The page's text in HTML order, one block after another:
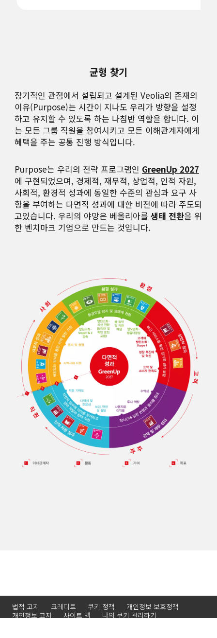
균형 찾기
장기적인 관점에서 설립되고 설계된 Veolia의 존재의
이유(Purpose)는 시간이 지나도 우리가 방향을 설정
하고 유지할 수 있도록 하는 나침반 역할을 합니다. 이
는 모든 그룹 직원을 참여시키고 모든 이해관계자에게
혜택을 주는 공통 진행 방식입니다.
Purpose는 우리의 전략 프로그램인 GreenUp 2027
에 구현되었으며, 경제적, 재무적, 상업적, 인적 자원,
사회적, 환경적 성과에 동일한 수준의 관심과 요구 사
항을 부여하는 다면적 성과에 대한 비전에 따라 주도되
고있습니다. 우리의 야망은 베올리아를 생태 전환을 위
한 벤치마크 기업으로 만드는 것입니다.
법적 고지 크레디트 쿠키 정책
개인정보 보호정책
개인정보 고지
사이트 맵 나의 쿠키 관리하기